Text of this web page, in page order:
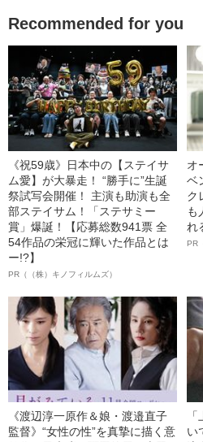
Recommended for you
《祝59歳》日本中の【ステイサ
ム愛】が大暴走！ “勝手に”生誕
祭試写会開催！ 主演も助演も全
部ステイサム！「ステサミー
賞」爆誕！【応募総数941票 全
54作品の栄冠に輝いた作品とは
ー!?】
PR（（株）キノフィルムズ）
オ
ベ
ク
も
れ
PR
《渡辺淳一原作＆娘・渡邉直子
監督》“女性の性”を真摯に描く意
い